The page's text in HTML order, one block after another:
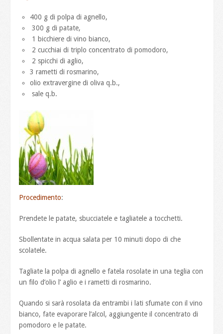
400 g di polpa di agnello,
300 g di patate,
1 bicchiere di vino bianco,
2 cucchiai di triplo concentrato di pomodoro,
2 spicchi di aglio,
3 rametti di rosmarino,
olio extravergine di oliva q.b.,
sale q.b.
Procedimento:
Prendete le patate, sbucciatele e tagliatele a tocchetti.
Sbollentate in acqua salata per 10 minuti dopo di che
scolatele.
Tagliate la polpa di agnello e fatela rosolate in una teglia con
un filo d’olio l’ aglio e i rametti di rosmarino.
Quando si sarà rosolata da entrambi i lati sfumate con il vino
bianco, fate evaporare l’alcol, aggiungente il concentrato di
pomodoro e le patate.